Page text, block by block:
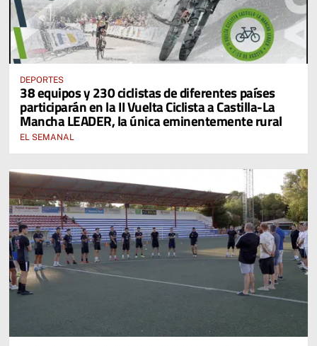
DEPORTES
38 equipos y 230 ciclistas de diferentes países
participarán en la II Vuelta Ciclista a Castilla-La
Mancha LEADER, la única eminentemente rural
EL SEMANAL